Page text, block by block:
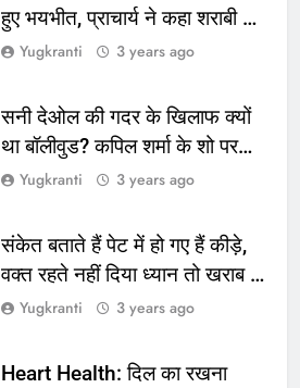
हुए भयभीत, प्राचार्य ने कहा शराबी ने
उड़ाई अफवाह
Yugkranti 3 years ago
सनी देओल की गदर के खिलाफ क्यों
था बॉलीवुड? कपिल शर्मा के शो पर
सामने आई सच्चाई
Yugkranti 3 years ago
संकेत बताते हैं पेट में हो गए हैं कीड़े,
वक्त रहते नहीं दिया ध्यान तो खराब हो
जाएगी हालत
Yugkranti 3 years ago
Heart Health: दिल का रखना